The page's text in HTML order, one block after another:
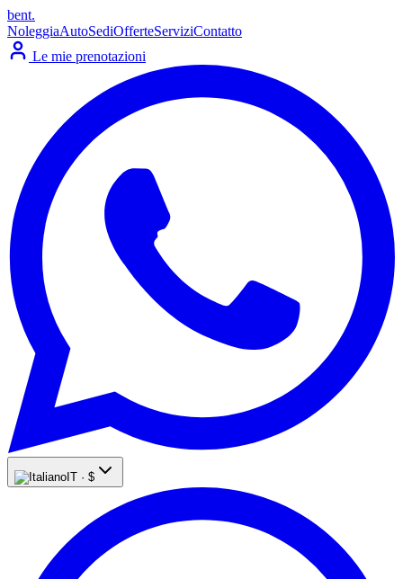
bent.
NoleggiaAutoSediOfferteServiziContatto
Le mie prenotazioni
IT · $